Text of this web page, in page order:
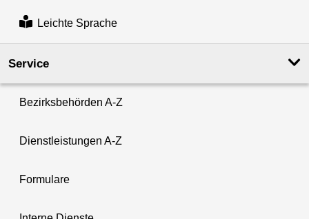
Leichte Sprache
Service
Bezirksbehörden A-Z
Dienstleistungen A-Z
Formulare